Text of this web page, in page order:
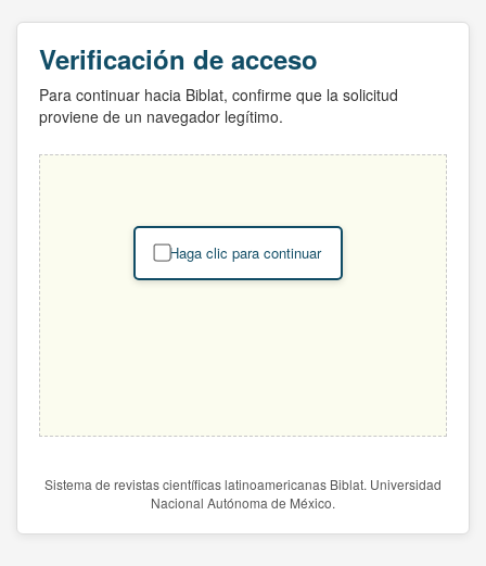
Verificación de acceso
Para continuar hacia Biblat, confirme que la solicitud
proviene de un navegador legítimo.
Haga clic para continuar
Sistema de revistas científicas latinoamericanas Biblat. Universidad
Nacional Autónoma de México.